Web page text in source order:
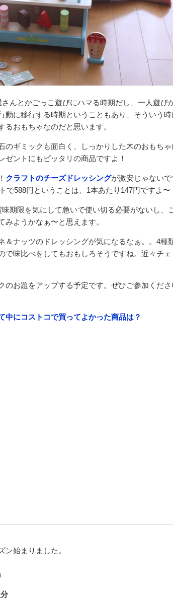
んとかごっこ遊びにハマる時期だし、一人遊び
動に移行する時期ということもあり、そういう時
るおもちゃなのだと思います。
のギミックも面白く、しっかりした木のおもちゃ
ゼントにもピッタリの商品ですよ！
クラフトのチーズドレッシングが激安じゃない
で588円ということは、1本あたり147円ですよ〜
期限を気にして急いで使い切る必要がないし、
みようかなぁ〜と思えます。
＆ナッツのドレッシングが気になるなぁ。。4種
で味比べをしてもおもしろそうですね。近々チェ
のお題をアップする予定です。ぜひご参加くださ
中にコストコで買ってよかった商品は？
ン始まりました。